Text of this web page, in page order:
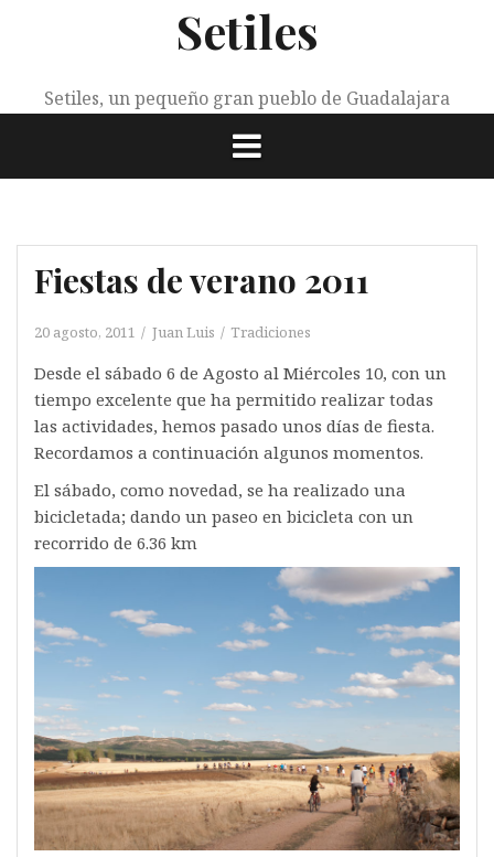
Setiles
Setiles, un pequeño gran pueblo de Guadalajara
Fiestas de verano 2011
20 agosto, 2011 Juan Luis Tradiciones
Desde el sábado 6 de Agosto al Miércoles 10, con un
tiempo excelente que ha permitido realizar todas
las actividades, hemos pasado unos días de fiesta.
Recordamos a continuación algunos momentos.
El sábado, como novedad, se ha realizado una
bicicletada; dando un paseo en bicicleta con un
recorrido de 6.36 km